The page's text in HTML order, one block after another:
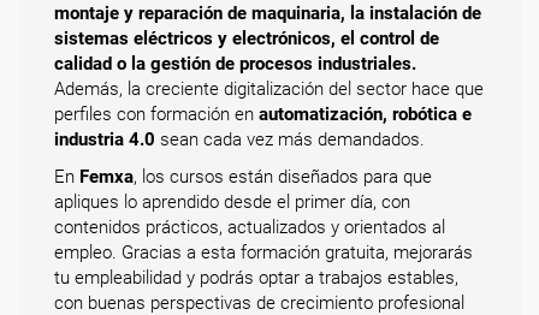
montaje y reparación de maquinaria, la instalación de
sistemas eléctricos y electrónicos, el control de
calidad o la gestión de procesos industriales.
Además, la creciente digitalización del sector hace que
perfiles con formación en automatización, robótica e
industria 4.0 sean cada vez más demandados.
En Femxa, los cursos están diseñados para que
apliques lo aprendido desde el primer día, con
contenidos prácticos, actualizados y orientados al
empleo. Gracias a esta formación gratuita, mejorarás
tu empleabilidad y podrás optar a trabajos estables,
con buenas perspectivas de crecimiento profesional